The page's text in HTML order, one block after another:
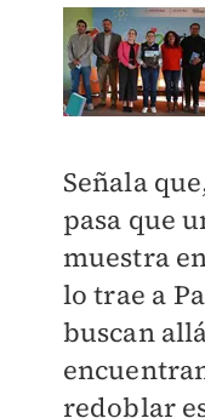
Señala
pasa que
muestra
lo trae a
buscan
redoblar